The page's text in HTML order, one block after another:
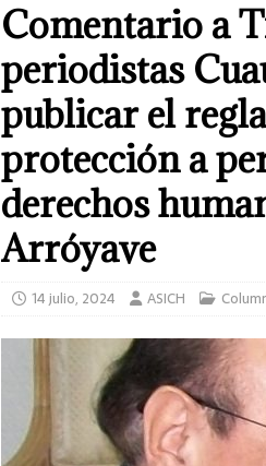
Comentario a
periodistas
publicar el
protección a
derechos
Arróyave
14 julio, 2024 ASICH